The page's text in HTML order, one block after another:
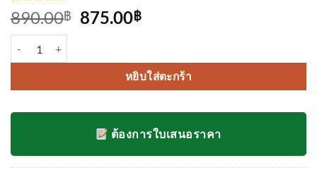
ให้คะแนน
5จาก 5
คะแนนเต็ม
4
การให้
คะแนน
890.00฿
Original
890.00฿.
875.00฿Current
875.00฿.
หยิบใส่ตะกร้า
ต้องการใบเสนอราคา